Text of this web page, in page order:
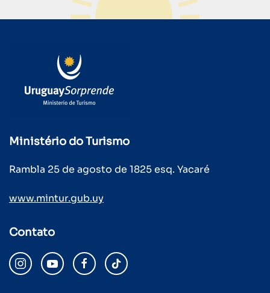
Ministério do Turismo
Rambla 25 de agosto de 1825 esq. Yacaré
www.mintur.gub.uy
Contato